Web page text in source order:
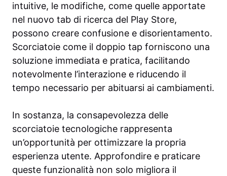
intuitive, le modifiche, come quelle apportate
nel nuovo tab di ricerca del Play Store,
possono creare confusione e disorientamento.
Scorciatoie come il doppio tap forniscono una
soluzione immediata e pratica, facilitando
notevolmente l’interazione e riducendo il
tempo necessario per abituarsi ai cambiamenti.
In sostanza, la consapevolezza delle
scorciatoie tecnologiche rappresenta
un’opportunità per ottimizzare la propria
esperienza utente. Approfondire e praticare
queste funzionalità non solo migliora il